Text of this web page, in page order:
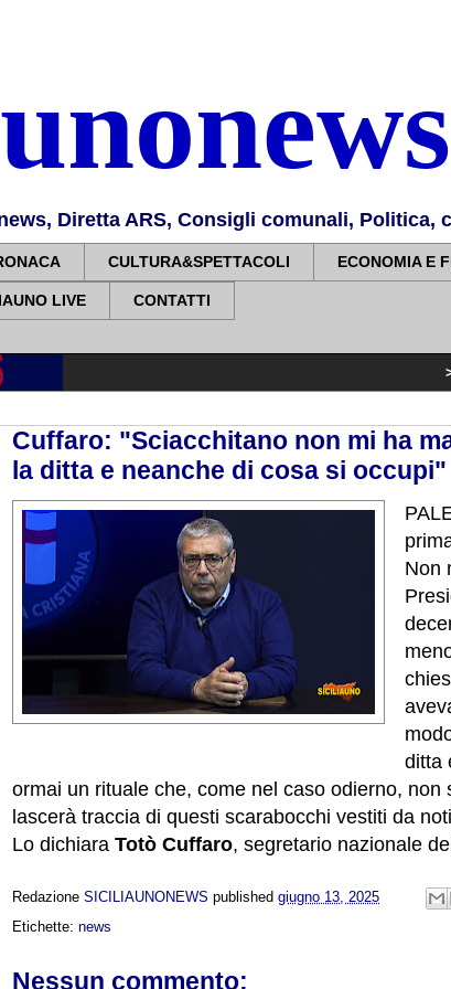
Diretta ARS, Consigli comunali,
CULTURA&SPETTACOLI ECONOMIA E
LIVE CONTATTI
41
Cuffaro: "Sciacchitano non mi ha
la ditta e neanche di cosa si occupi"
Non
ditta
ormai un rituale che, come nel caso odierno,
lascerà traccia di questi scarabocchi vestiti da
Lo dichiara Totò Cuffaro, segretario nazionale
Redazione SICILIAUNONEWS published giugno 13, 2025
Etichette: news
Nessun commento: